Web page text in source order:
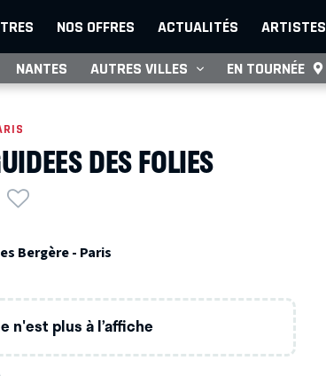
NOS OFFRES ACTUALITÉS ARTISTES
NANTES AUTRES VILLES EN TOURNÉE
DES FOLIES
Bergère - Paris
n'est plus à l’affiche